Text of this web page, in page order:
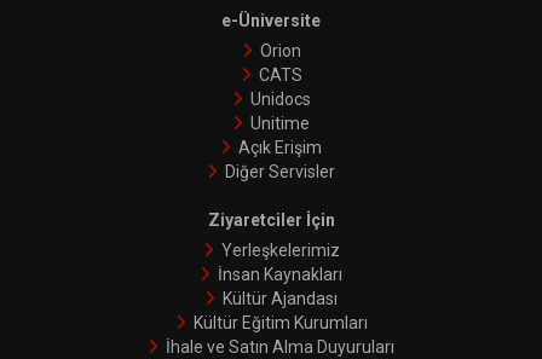
e-Üniversite
Orion
CATS
Unidocs
Unitime
Açık Erişim
Diğer Servisler
Ziyaretciler İçin
Yerleşkelerimiz
İnsan Kaynakları
Kültür Ajandası
Kültür Eğitim Kurumları
İhale ve Satın Alma Duyuruları